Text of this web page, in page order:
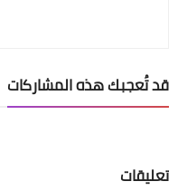
قد تُعجبك هذه المشاركات
تعليقات